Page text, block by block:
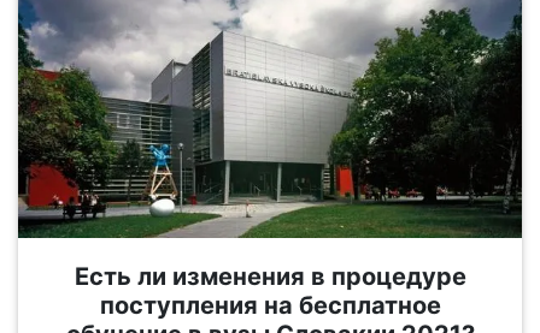
Есть ли изменения в процедуре
поступления на бесплатное